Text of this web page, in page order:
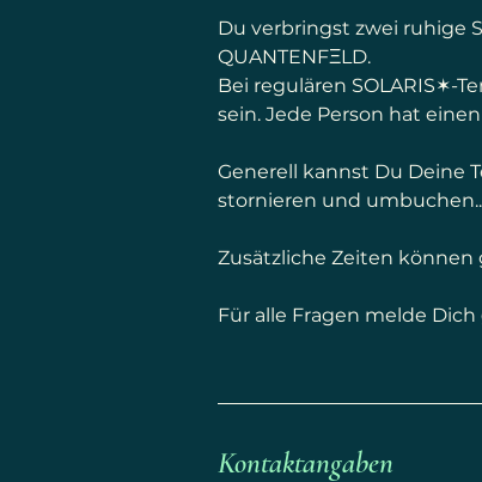
Du verbringst zwei ruhige
QUANTENFΞLD.
Bei regulären SOLARIS✶-
sein. Jede Person hat
Generell kannst Du Deine
stornieren und umbuchen..
Zusätzliche Zeiten
Für alle Fragen melde
Kontaktangaben